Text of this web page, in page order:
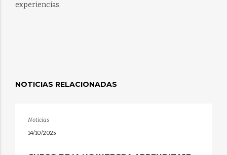
experiencias.
NOTICIAS RELACIONADAS
Noticias
14/10/2025